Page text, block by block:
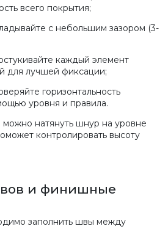
всего покрытия;
с небольшим зазором (3-
каждый элемент
для лучшей фиксации;
горизонтальность
уровня и правила.
натянуть шнур на уровне
контролировать высоту
и финишные
заполнить швы между